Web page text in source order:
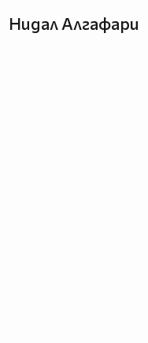
Нидал Алгафари